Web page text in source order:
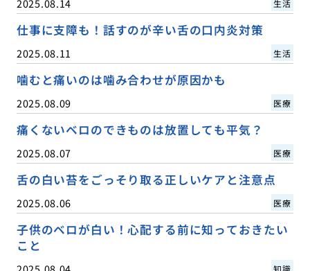
生活
仕事に支障も！話すのが辛い舌の口内炎対策
2025.08.11 生活
噛むと痛いのは噛み合わせが原因かも
2025.08.09 医療
痛くないベロのできものは放置しても平気？
2025.08.07 医療
舌の白い苔をごっそり取る正しいケアと注意点
2025.08.06 医療
子供のベロが白い！心配する前に知っておきたい
こと
知識